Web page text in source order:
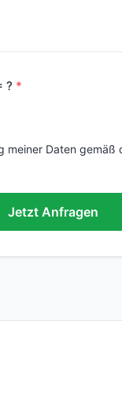
?
meiner Daten
Jetzt Anfragen